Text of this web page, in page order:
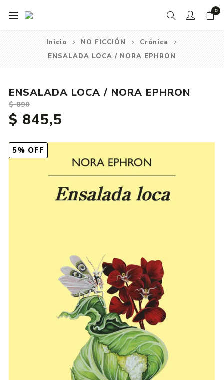
0
Inicio NO FICCIÓN
Crónica
ENSALADA LOCA / NORA EPHRON
5% OFF
ENSALADA LOCA / NORA EPHRON
$ 890
$ 845,5